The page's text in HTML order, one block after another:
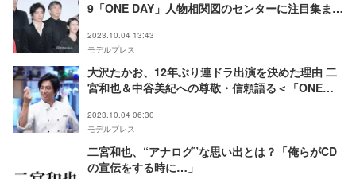
9「ONE DAY」人物相関図のセンターに注目集まる
2023.10.04 13:43
モデルプレス
大沢たかお、12年ぶり連ドラ出演を決めた理由 二
宮和也＆中谷美紀への尊敬・信頼語る＜「ONE
2023.10.04 06:30
モデルプレス
二宮和也、“アナログ”な思い出とは？「俺らがCD
の宣伝をする時に…」